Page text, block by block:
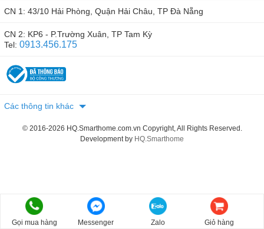
CN 1: 43/10 Hải Phòng, Quận Hải Châu, TP Đà Nẵng
CN 2: KP6 - P.Trường Xuân, TP Tam Kỳ
Tel: 0913.456.175
Các thông tin khác
© 2016-2026 HQ.Smarthome.com.vn Copyright, All Rights Reserved.
Development by HQ.Smarthome
Gọi mua hàng Messenger Zalo Giỏ hàng